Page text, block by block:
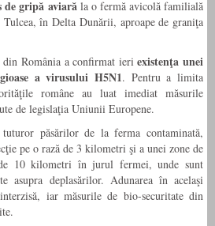
de gripă aviarăla o fermă avicolă familială
în Delta Dunării, aproape de graniţa
din România a confirmat ieriexistenţa unei
a virusului H5N1. Pentru a limita
române au luat imediat măsurile
de legislaţia Uniunii Europene.
păsărilor de la ferma contaminată,
pe o rază de 3 kilometri şi a unei zone de
10 kilometri în jurul fermei, unde sunt
asupra deplasărilor. Adunarea în acelaşi
iar măsurile de bio-securitate din